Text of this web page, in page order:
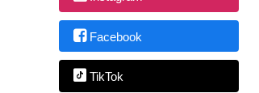
Facebook
TikTok